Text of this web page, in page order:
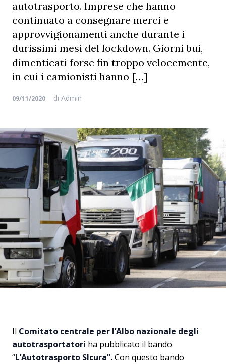
autotrasporto. Imprese che hanno
continuato a consegnare merci e
approvvigionamenti anche durante i
durissimi mesi del lockdown. Giorni bui,
dimenticati forse fin troppo velocemente,
in cui i camionisti hanno […]
09/11/2020 di Admin
Il Comitato centrale per l’Albo nazionale degli
autotrasportatori ha pubblicato il bando
“L’Autotrasporto SIcura”.Con questo bando